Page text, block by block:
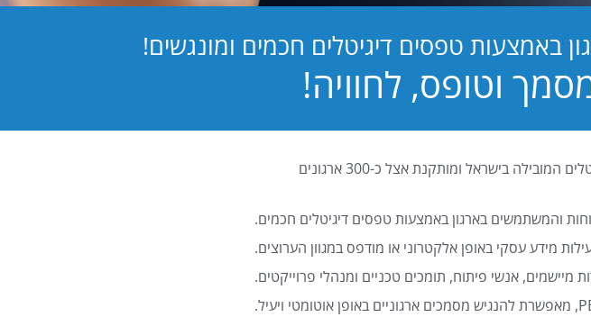
באמצעות טפסים דיגיטלים חכמים ומונגשים!
PB Digital (PrintBOS Digital) הינה המערכת לטפסים דיגיטלים המובילה בישראל ומותקנת אצל כ-300 ארגונים
והמשתמשים בארגון באמצעות טפסים דיגיטלים חכמים.
מידע עסקי באופן אלקטרוני או מודפס במגוון הערוצים.
אנשי פיתוח, תומכים טכניים ומנהלי פרוייקטים.